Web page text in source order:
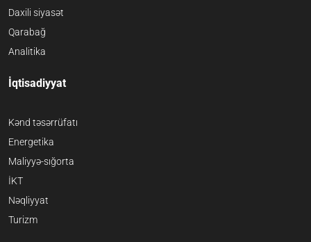
Daxili siyasət
Qarabağ
Analitika
İqtisadiyyat
Kənd təsərrüfatı
Energetika
Maliyyə-sığorta
İKT
Nəqliyyat
Turizm